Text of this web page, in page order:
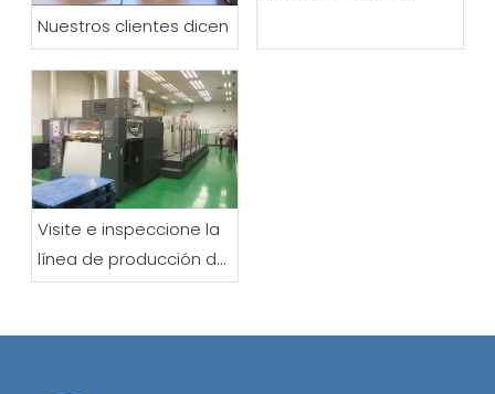
Nuestros clientes dicen
Visite e inspeccione la
línea de producción de
proveedores